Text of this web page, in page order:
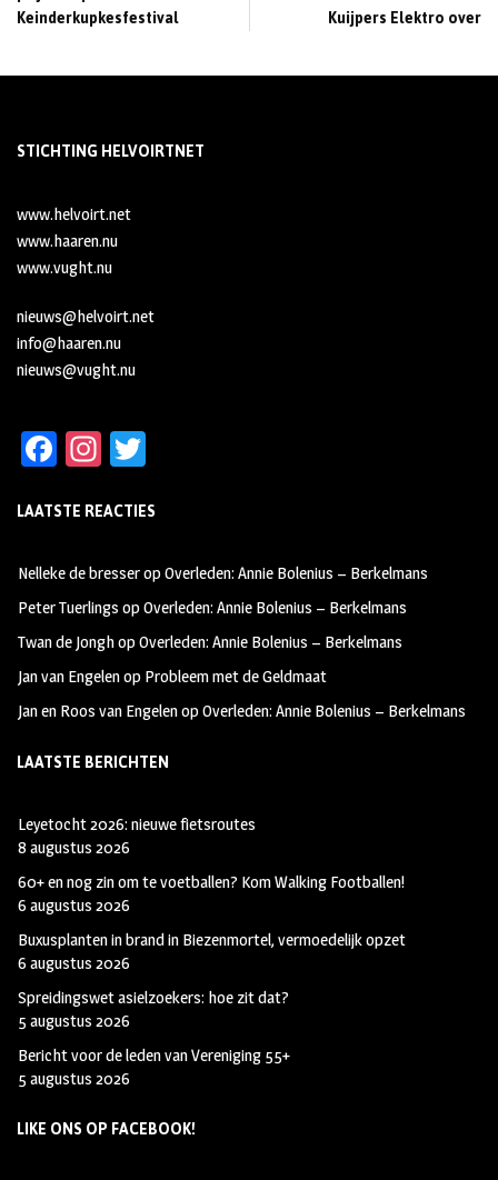
Keinderkupkesfestival
Kuijpers Elektro over
STICHTING HELVOIRTNET
www.helvoirt.net
www.haaren.nu
www.vught.nu
nieuws@helvoirt.net
info@haaren.nu
nieuws@vught.nu
Fa
b
oo
k
In
ag
m
tt
LAATSTE REACTIES
Nelleke de bresseropOverleden: Annie Bolenius – Berkelmans
Peter Tuerlings opOverleden: Annie Bolenius – Berkelmans
Twan de JonghopOverleden: Annie Bolenius – Berkelmans
Jan van Engelenop Probleem met de Geldmaat
Jan en Roos van EngelenopOverleden: Annie Bolenius – Berkelmans
LAATSTE BERICHTEN
Leyetocht 2026: nieuwe fietsroutes
8 augustus 2026
60+ en nog zin om te voetballen? Kom Walking Footballen!
6 augustus 2026
Buxusplanten in brand in Biezenmortel, vermoedelijk opzet
6 augustus 2026
Spreidingswet asielzoekers: hoe zit dat?
5 augustus 2026
Bericht voor de leden van Vereniging 55+
5 augustus 2026
LIKE ONS OP FACEBOOK!